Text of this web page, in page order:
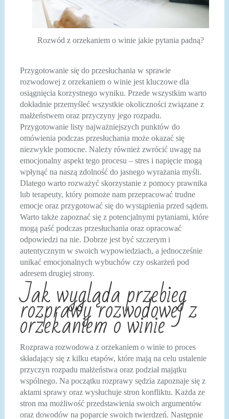
Rozwód z orzekaniem o winie jakie pytania padną?
Przygotowanie się do przesłuchania w sprawie
rozwodowej z orzekaniem o winie jest kluczowe dla
osiągnięcia korzystnego wyniku. Przede wszystkim warto
dokładnie przemyśleć wszystkie okoliczności związane z
małżeństwem oraz przyczyny jego rozpadu.
Przygotowanie listy najważniejszych punktów do
omówienia podczas przesłuchania może okazać się
niezwykle pomocne. Należy również zwrócić uwagę na
emocjonalny aspekt tego procesu – stres i napięcie mogą
wpłynąć na naszą zdolność do jasnego wyrażania myśli.
Dlatego warto rozważyć skorzystanie z pomocy prawnika
lub terapeuty, który pomoże nam przepracować trudne
emocje oraz przygotować się do wystąpienia przed sądem.
Warto także zapoznać się z potencjalnymi pytaniami, które
mogą paść podczas przesłuchania oraz opracować
odpowiedzi na nie. Dobrze jest być szczerym i
autentycznym w swoich wypowiedziach, a jednocześnie
unikać emocjonalnych wybuchów czy oskarżeń pod
adresem drugiej strony.
Jak wygląda przebieg
rozprawy rozwodowej z
orzekaniem o winie
Rozprawa rozwodowa z orzekaniem o winie to proces
składający się z kilku etapów, które mają na celu ustalenie
przyczyn rozpadu małżeństwa oraz podział majątku
wspólnego. Na początku rozprawy sędzia zapoznaje się z
aktami sprawy oraz wysłuchuje stron konfliktu. Każda ze
stron ma możliwość przedstawienia swoich argumentów
oraz dowodów na poparcie swoich twierdzeń. Następnie